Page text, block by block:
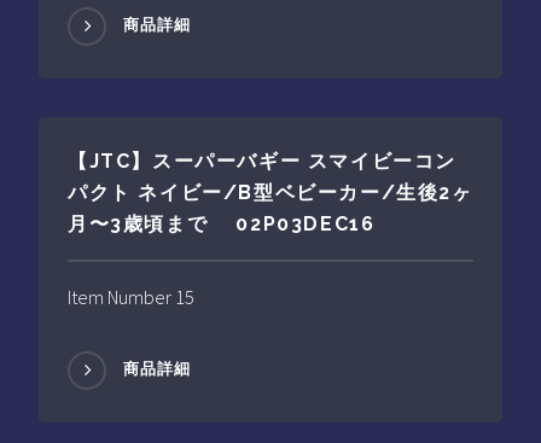
商品詳細
【JTC】スーパーバギー スマイビーコン
パクト ネイビー/B型ベビーカー/生後2ヶ
月〜3歳頃まで 02P03DEC16
Item Number 15
商品詳細